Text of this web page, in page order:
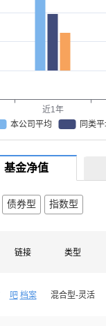
近1年
本公司平均
同类
基金净值
债券型 指数型
链接 类型
吧 档案 混合型-灵活